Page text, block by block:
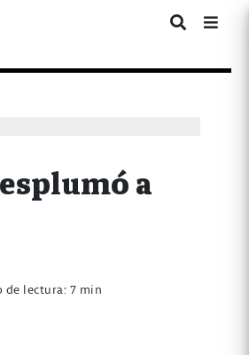
a
de lectura: 7 min